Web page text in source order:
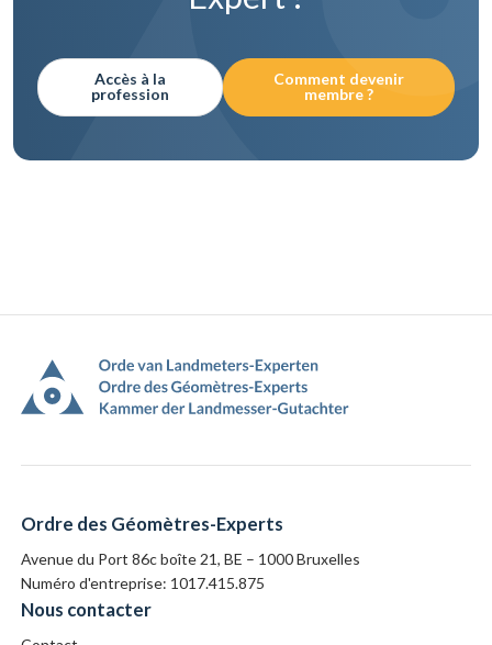
Accès à la
profession
Comment devenir
membre ?
page
Ordre des Géomètres-Experts
Avenue du Port 86c boîte 21, BE – 1000 Bruxelles
Numéro d'entreprise: 1017.415.875
Nous contacter